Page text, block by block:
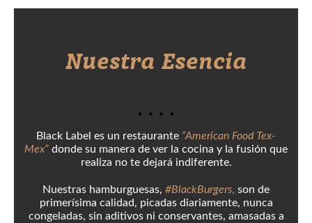
Nuestra Esencia
Black Label es un restaurante “American Food Tex-
Mex” donde su manera de ver la cocina y la fusión que
realiza no te dejará indiferente.
Nuestras hamburguesas, #BlackBurgers, son de
primerísima calidad, picadas diariamente, nunca
congeladas, sin aditivos ni conservantes, amasadas a